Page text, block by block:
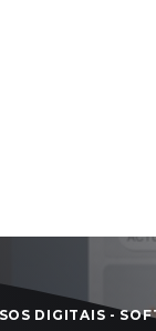
DIGITAIS -